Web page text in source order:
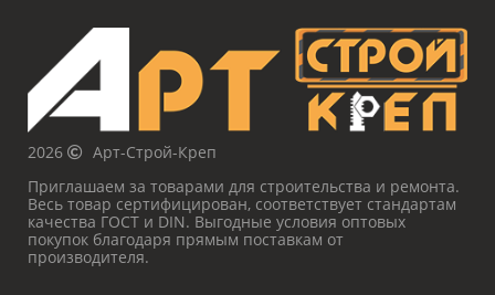
2026
Арт-Строй-Креп
Приглашаем за товарами для строительства и ремонта.
Весь товар сертифицирован, соответствует стандартам
качества ГОСТ и DIN. Выгодные условия оптовых
покупок благодаря прямым поставкам от
производителя.